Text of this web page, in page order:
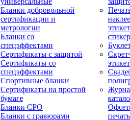
Бланки добровольной
сертификации и
метрологии
Бланки со
спецэффектами
Сертификаты с защитой
Сертификаты со
спецэффектами
Спортивные бланки
Cертификаты на простой
бумаге
Бланки СРО
Бланки с гравюрами
печать